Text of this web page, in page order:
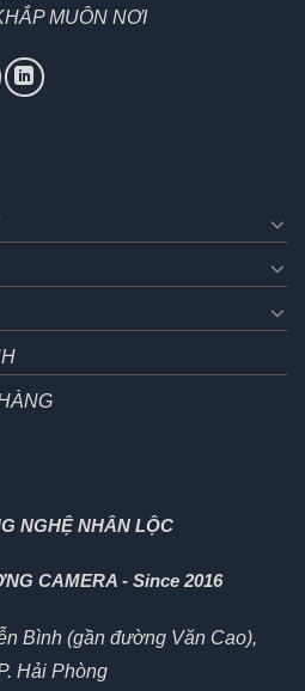
MUÔN NƠI
NGHỆ NHÂN LỘC
CAMERA - Since 2016
Bình (gần đường Văn Cao),
Hải Phòng